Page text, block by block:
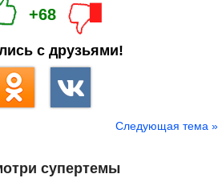
+68
с друзьями!
Следующая тема »
супертемы